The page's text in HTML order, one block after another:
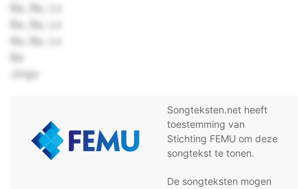
Ba, Ba, Lo
Ba, Ba, Lo
Ba, Ba, Lo
Ba
Jingo
Songteksten.net heeft
toestemming van
Stichting FEMU om deze
songtekst te tonen.
De songteksten mogen